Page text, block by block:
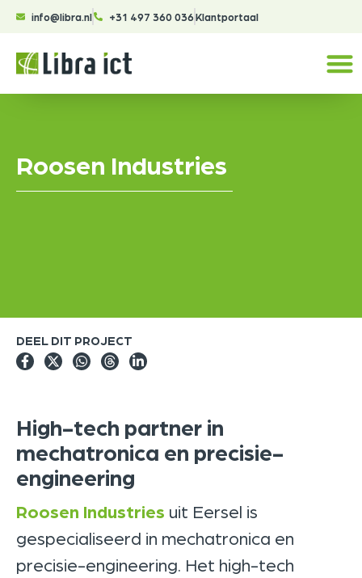
info@libra.nl +31 497 360 036Klantportaal
Roosen Industries
DEEL DIT PROJECT
High-tech partner in
mechatronica en precisie-
engineering
Roosen Industries uit Eersel is
gespecialiseerd in mechatronica en
precisie-engineering. Het high-tech